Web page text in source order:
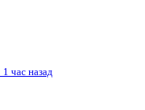
1 час назад